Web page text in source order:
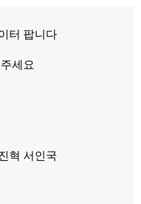
터 팝니다
세요
혁 서인국